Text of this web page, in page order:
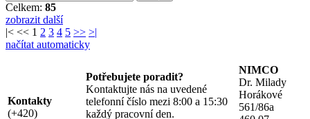
Celkem: 85
zobrazit další
|< << 1 2 3 4 5 >> >|
načítat automaticky
Kontakty
(+420)
Potřebujete poradit?
Kontaktujte nás na uvedené
telefonní číslo mezi 8:00 a 15:30
každý pracovní den.
NIMCO
Dr. Milady
Horákové
561/86a